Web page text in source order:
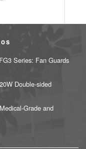
Series: Fan Guards
Double-sided
Grade and